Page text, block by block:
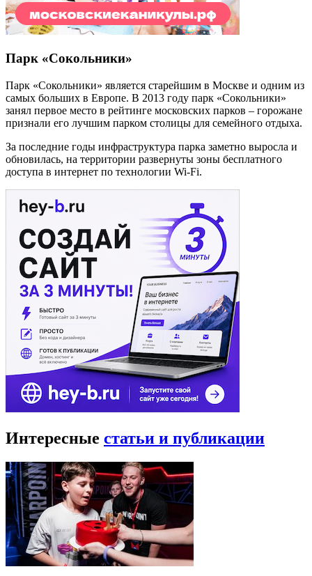
Парк «Сокольники»
Парк «Сокольники» является старейшим в Москве и одним из
самых больших в Европе. В 2013 году парк «Сокольники»
занял первое место в рейтинге московских парков – горожане
признали его лучшим парком столицы для семейного отдыха.
За последние годы инфраструктура парка заметно выросла и
обновилась, на территории развернуты зоны бесплатного
доступа в интернет по технологии Wi-Fi.
Интересные статьи и публикации